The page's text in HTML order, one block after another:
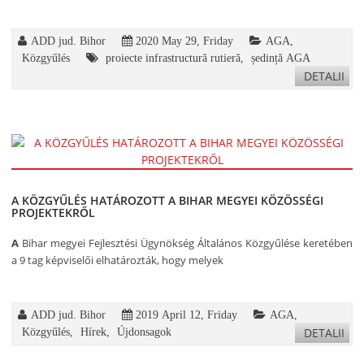
ADD jud. Bihor 2020 May 29, Friday AGA
Közgyűlés
proiecte infrastructură rutieră ședință AGA
DETALII
A KÖZGYŰLÉS HATÁROZOTT A BIHAR MEGYEI KÖZÖSSÉGI
PROJEKTEKRŐL
A Bihar megyei Fejlesztési Ügynökség Általános Közgyűlése keretében
a 9 tag képviselői elhatározták, hogy melyek
ADD jud. Bihor 2019 April 12, Friday AGA
Közgyűlés
Hírek Újdonsagok DETALII